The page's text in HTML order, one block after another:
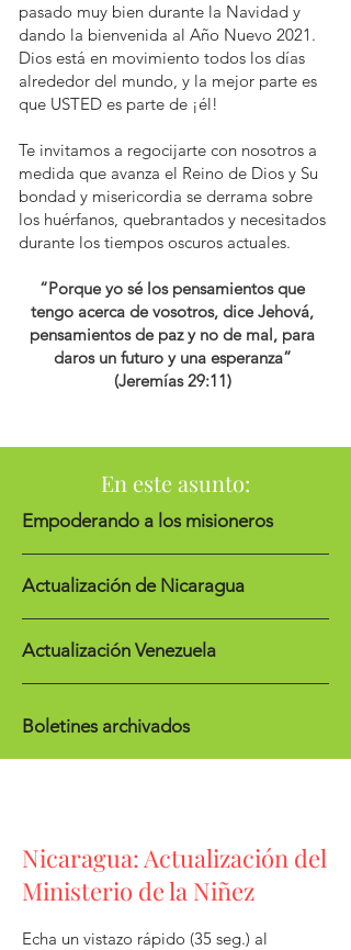
pasado muy bien durante la Navidad y
dando la bienvenida al Año Nuevo 2021.
Dios está en movimiento todos los días
alrededor del mundo, y la mejor parte es
que USTED es parte de ¡él!
Te invitamos a regocijarte con nosotros a
medida que avanza el Reino de Dios y Su
bondad y misericordia se derrama sobre
los huérfanos, quebrantados y necesitados
durante los tiempos oscuros actuales.
“Porque yo sé los pensamientos que
tengo acerca de vosotros, dice Jehová,
pensamientos de paz y no de mal, para
daros un futuro y una esperanza”
(Jeremías 29:11)
En este asunto:
Empoderando a los misioneros
Actualización de Nicaragua
Actualización Venezuela
Boletines archivados
Nicaragua: Actualización del
Ministerio de la Niñez
Echa un vistazo rápido (35 seg.) al